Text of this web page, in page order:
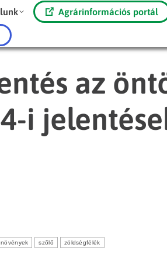
Agrárinformációs portál
az
i
szőlő zöldségfélék